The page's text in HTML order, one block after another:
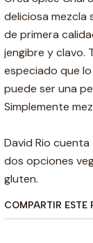
deliciosa mezcla
de primera
jengibre y clavo.
especiado que
puede ser una
Simplemente
David Rio
dos opciones
gluten.
COMPARTIR ESTE